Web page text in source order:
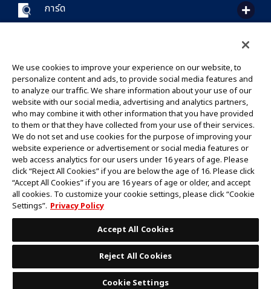
การ์ด
GLOBAL ENTRANCE
©Eiichiro Oda/Shueisha
©Eiichiro Oda/Shueisha, Toei Animation
ห้ามคัดลอกรูปภาพ,ข้อความและข้อมูลทั้งหมดในเว็บไซต์นี้โดยไม่ได้รับอนุญาต
โปรดทราบว่ารูปภาพในเว็บไซต์นี้อาจแตกต่างจากสินค้าจริงที่อยู่ระหว่างการพัฒนา
*Apple และโลโก้ Apple เป็นเครื่องหมายการค้าของบริษัท Apple Inc.
*Google Play และโลโก้ Google Play เป็นเครื่องหมายการค้าหรือจดทะเบียน
เครื่องหมายการค้าของบริษัท Google LLC.
We use cookies to improve your experience on our website, to
personalize content and ads, to provide social media features and
to analyze our traffic. We share information about your use of our
website with our social media, advertising and analytics partners,
who may combine it with other information that you have provided
to them or that they have collected from your use of their services.
We do not set and use cookies for the purpose of improving your
website experience or advertisement or social media features or
web access analytics for our users under 16 years of age. Please
click “Reject All Cookies” if you are below the age of 16. Please click
“Accept All Cookies” if you are 16 years of age or older, and accept
all cookies. To customize your cookie settings, please click “Cookie
Settings”. Privacy Policy
Accept All Cookies
Reject All Cookies
Cookie Settings